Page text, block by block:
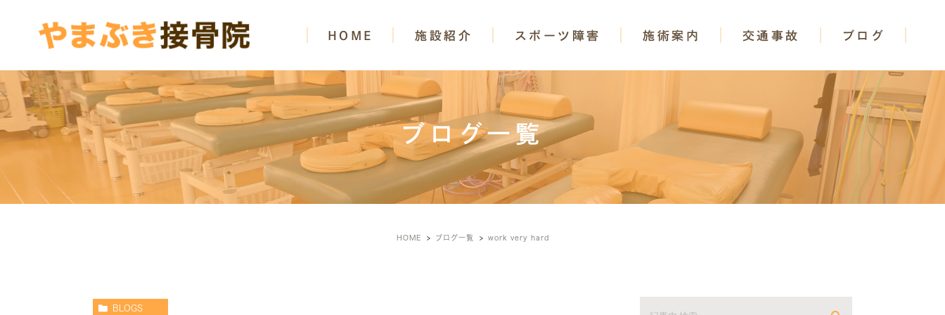
HOME 施設紹介 スポーツ障害 施術案内 交通事故 ブログ
ブログ一覧
HOME ブログ一覧 work very hard
BLOGS